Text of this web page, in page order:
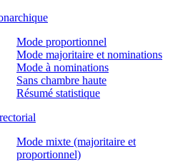
Mode proportionnel
Mode majoritaire et nominations
Mode à nominations
Sans chambre haute
Résumé statistique
Mode mixte (majoritaire et
proportionnel)